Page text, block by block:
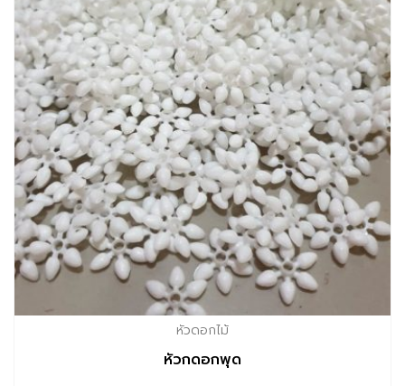
หัวดอกไม้
หัวกดอกพุด